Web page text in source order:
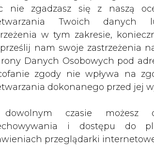
nie zgadzasz się z naszą
Twoich
w tym zakresie,
nam swoje zastrzeżenia
Danych Osobowych pod
zgody nie wpływa na
dokonanego przed jej
czasie możesz
i dostępu do
przeglądarki
zaangażowaniu w
w założonym budżecie.
Zygmunt Kwiatkowski, prezes
30 proc. ma pochodzić ze
parowy o mocy 400 MWe.
azotach elektrociepłownią